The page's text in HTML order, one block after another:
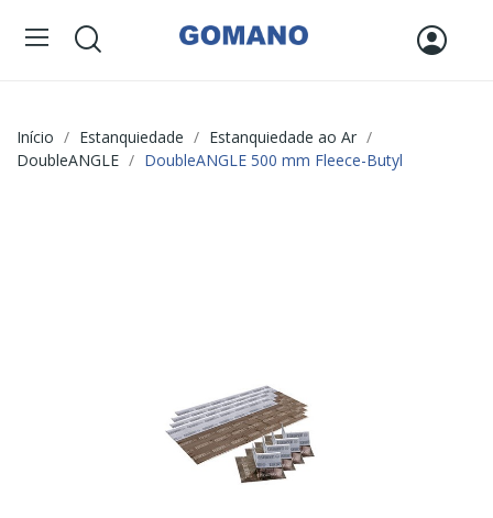
Início Estanquiedade
Estanquiedade ao Ar
DoubleANGLE
DoubleANGLE 500 mm Fleece-Butyl